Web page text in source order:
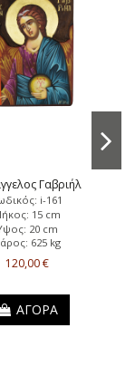
Γαβριήλ
i-161
15 cm
20 cm
625 kg
120,00 €
ΑΓΟΡΑ